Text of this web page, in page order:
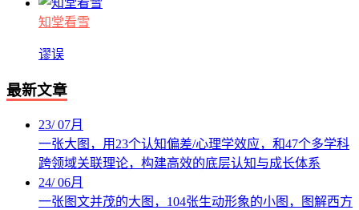
知堂看雪
谬误
最新文章
23/07月
一张大图，用23个认知偏差/心理学效应，和47个多学科
跨领域关联理论，构建高效的底层认知与成长体系
24/06月
一张图文并茂的大图，104张生动形象的小图，图解西方